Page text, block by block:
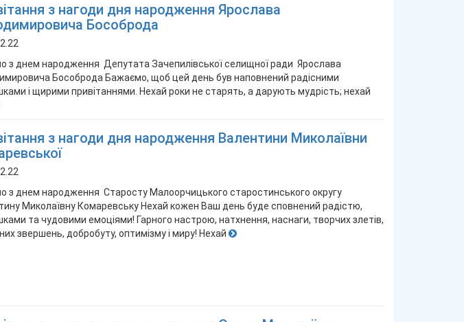
з нагоди дня народження Ярослава
Бособрода
з днем народження Депутата Зачепилівської селищної ради Ярослава
Бособрода Бажаємо, щоб цей день був наповнений радісними
і щирими привітаннями. Нехай роки не старять, а дарують мудрість; нехай
з нагоди дня народження Валентини Миколаївни
з днем народження Старосту Малоорчицького старостинського округу
Миколаївну Комаревську Нехай кожен Ваш день буде сповнений радістю,
та чудовими емоціями! Гарного настрою, натхнення, наснаги, творчих злетів,
звершень, добробуту, оптимізму і миру! Нехай